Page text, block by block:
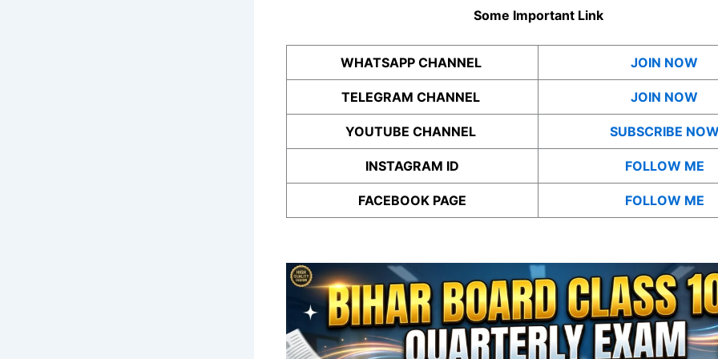
Some Important Link
WHATSAPP CHANNEL JOIN NOW
TELEGRAM CHANNEL JOIN NOW
YOUTUBE CHANNEL SUBSCRIBE
INSTAGRAM ID FOLLOW ME
FACEBOOK PAGE FOLLOW ME